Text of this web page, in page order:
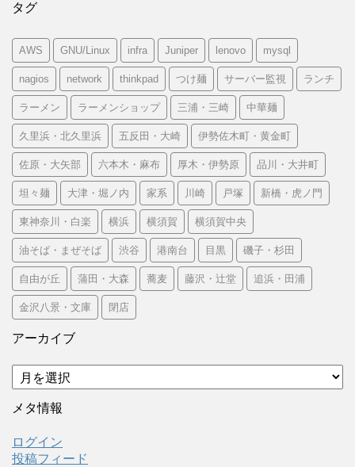
タグ
AWS GNU/Linux infra Juniper lenovo mysql
nagios network thinkpad つけ麺 サーバー監視 ランチ
ラーメン ラーメンショップ 三浦・三崎 中華麺
久里浜・北久里浜 五反田・大崎 伊勢佐木町・黄金町
佐原・大矢部 六本木・麻布 厚木・伊勢原 品川・大井町
坦々麺 大津・堀ノ内 家系 川崎 戸塚 新橋・虎ノ門
東神奈川・白楽 横浜 横須賀 横須賀中央
油そば・まぜそば 渋谷 港南台 目黒 磯子・杉田
自由が丘 蒲田・大森 蕎麦 藤沢・辻堂 追浜・田浦
金沢八景・文庫 閉店
アーカイブ
ア
ー
カ
ブ
メタ情報
ログイン
投稿フィード